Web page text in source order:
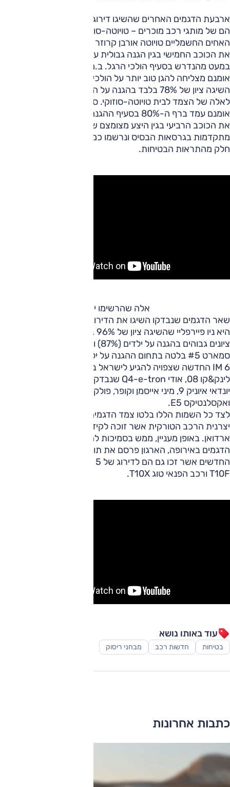
ארבעת הדגמים האחרים שהשיגו דירוג של ארבעה כוכבים בלבד
הם של מותגי רכב מוכרים – טויוטה-סוזוקי, סיטרואן ובמ.וו. צמד
את הכוכב החמישי בגין הגנה גבולית על חזה הנהג וציון נמוך
אומנם מצליחה להגן טוב יותר על הולכי הרגל, אך היא עדיין
השיגה ציון של 78% בלבד בהגנה על הנהג – ומטעמים דומים
אומנם עמד ברף ה-80% בסעיף ההגנה על מבוגרים, אך איבד
את הכוכב הרביעי בגין היצע מצומצם של מערכות בטיחות
מתקדמות בגרסאות הבסיס ונרשמו כמה הערות על אופי פעולת
חלק מהתראות הבטיחות.
אלה שהרשימו יותר
שאר הדגמים שנבדקו השיגו את הדירוג המירבי. הבולטת ביותר
היא ניו פיירפליי שהשיגה ציון של 96% בהגנה על מבוגרים לצד
ואקסלנטיקס E5.
לצד כל השמות הללו בלטו צמד הדגמים החדשים לבית 'טוג',
יצרנית הרכב הטורקית אשר זוכה לקידום מצד נשיא המדינה
ארדואן. באופן מעניין, ממש בסמיכות להכרזה על תחילת השיווק
הדגמים באירופה, הארגון פרסם את תוצאות המבדקים של דגמיה
T10F ורכב הפנאי טוג T10X.
עוד באותו נושא
בטיחות חדשות רכב מבחני ריסוק
כתבות אחרונות